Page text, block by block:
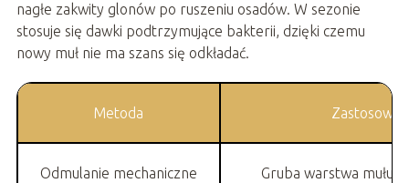
nagłe zakwity glonów po ruszeniu osadów. W sezonie
stosuje się dawki podtrzymujące bakterii, dzięki czemu
nowy muł nie ma szans się odkładać.
Metoda
Odmulanie mechaniczne Gruba warstwa mułu,